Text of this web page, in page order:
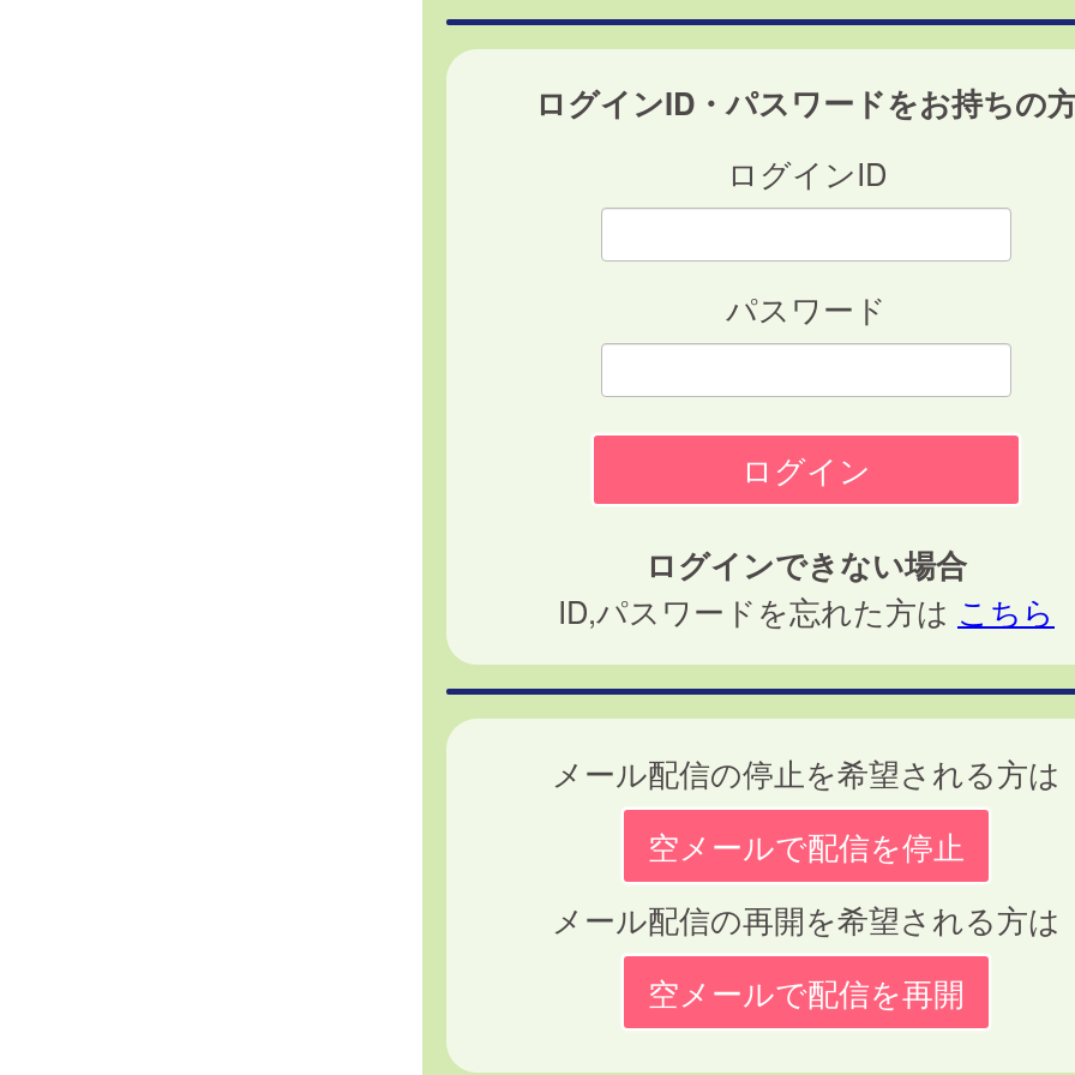
ログインID・パスワードをお持ちの
ログインID
パスワード
ログインできない場合
ID,パスワードを忘れた方は こちら
メール配信の停止を希望される方は
空メールで配信を停止
メール配信の再開を希望される方は
空メールで配信を再開